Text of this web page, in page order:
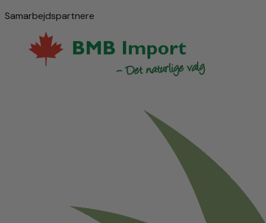
Samarbejdspartnere